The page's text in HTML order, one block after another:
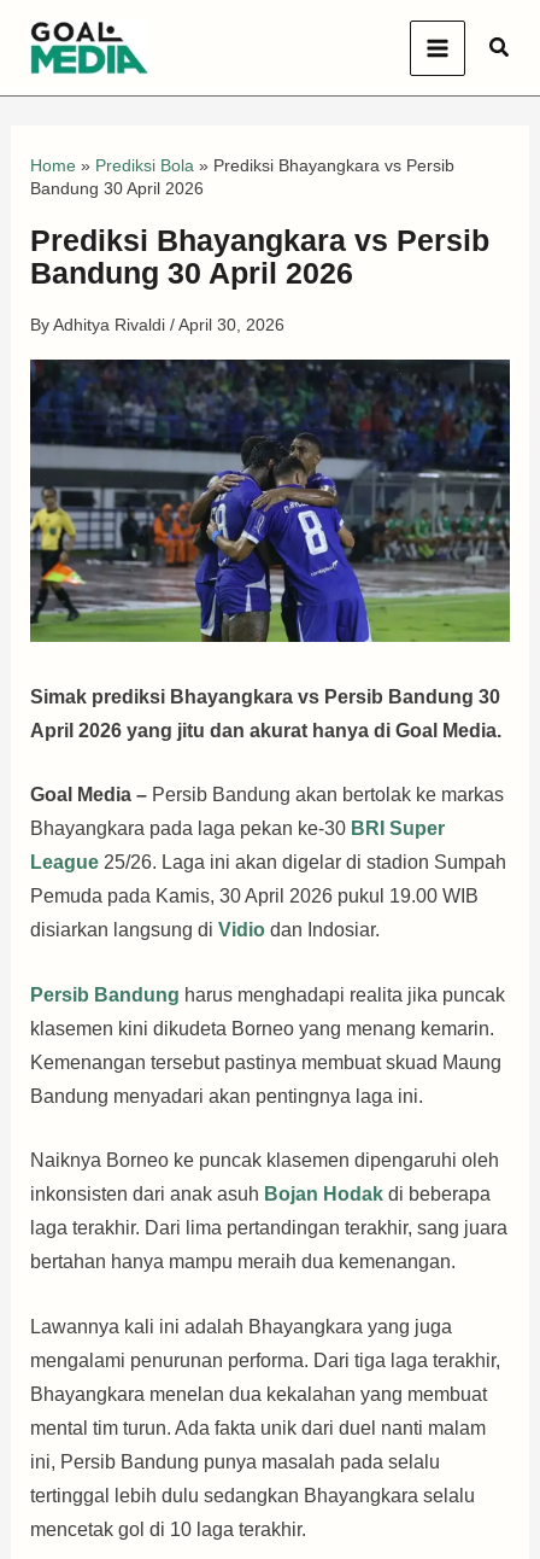
Home» Prediksi Bola » Prediksi Bhayangkara vs Persib
Bandung 30 April 2026
Prediksi Bhayangkara vs Persib
Bandung 30 April 2026
ByAdhitya Rivaldi /April 30, 2026
Simak prediksi Bhayangkara vs Persib Bandung 30
April 2026 yang jitu dan akurat hanya di Goal Media.
Goal Media – Persib Bandung akan bertolak ke markas
Bhayangkara pada laga pekan ke-30 BRI Super
League 25/26. Laga ini akan digelar di stadion Sumpah
Pemuda pada Kamis, 30 April 2026 pukul 19.00 WIB
disiarkan langsung di Vidiodan Indosiar.
Persib Bandung harus menghadapi realita jika puncak
klasemen kini dikudeta Borneo yang menang kemarin.
Kemenangan tersebut pastinya membuat skuad Maung
Bandung menyadari akan pentingnya laga ini.
Naiknya Borneo ke puncak klasemen dipengaruhi oleh
inkonsisten dari anak asuh Bojan Hodakdi beberapa
laga terakhir. Dari lima pertandingan terakhir, sang juara
bertahan hanya mampu meraih dua kemenangan.
Lawannya kali ini adalah Bhayangkara yang juga
mengalami penurunan performa. Dari tiga laga terakhir,
Bhayangkara menelan dua kekalahan yang membuat
mental tim turun. Ada fakta unik dari duel nanti malam
ini, Persib Bandung punya masalah pada selalu
tertinggal lebih dulu sedangkan Bhayangkara selalu
mencetak gol di 10 laga terakhir.